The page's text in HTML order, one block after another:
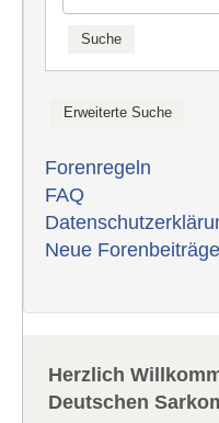
Forenregeln
FAQ
Neue Forenbeiträge
Herzlich
Deutschen